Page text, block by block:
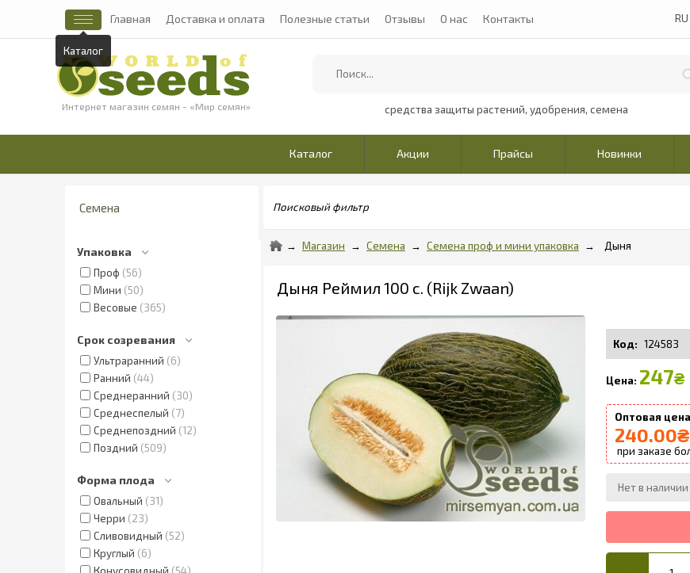
Каталог
Главная Доставка и оплата Полезные статьи Отзывы О нас Контакты
Интернет магазин семян - «Мир семян» средства защиты растений, удобрения, семена
Каталог Акции Прайсы Новинки
Семена
Упаковка
Проф
56
Мини
50
Весовые
365
Срок созревания
Ультраранний
6
Ранний 44
Среднеранний
30
Среднеспелый
7
Среднепоздний 12
Поздний
509
Форма плода
Овальный
31
Черри
23
Сливовидный
52
Круглый
6
Поисковый фильтр
Магазин Семена Семена проф и мини упаковка Дыня
Дыня Реймил 100 c. (Rijk Zwaan)
124583
247₴
240.00₴